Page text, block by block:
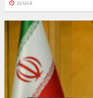
24 МАЯ